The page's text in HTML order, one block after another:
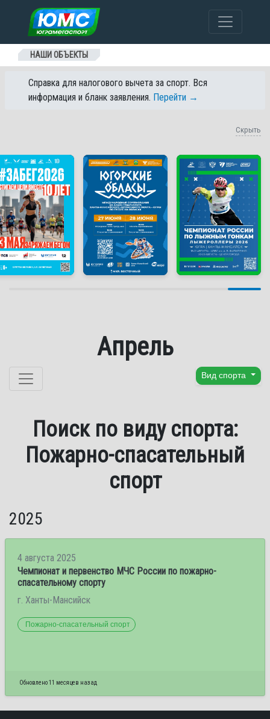
Перейти к содержанию
НАШИ ОБЪЕКТЫ
Справка для налогового вычета за спорт. Вся
информация и бланк заявления. Перейти →
Скрыть
Апрель
Перейти к содержанию Вид спорта
Поиск по виду спорта:
Пожарно-спасательный
спорт
2025
4 августа 2025
Чемпионат и первенство МЧС России по пожарно-
спасательному спорту
г. Ханты-Мансийск
Пожарно-спасательный спорт
Обновлено 11 месяцев назад